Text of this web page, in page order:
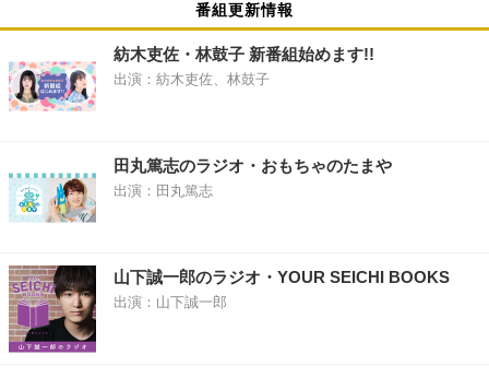
番組更新情報
紡木吏佐・林鼓子 新番組始めます!!
出演：紡木吏佐、林鼓子
田丸篤志のラジオ・おもちゃのたまや
出演：田丸篤志
山下誠一郎のラジオ・YOUR SEICHI BOOKS
出演：山下誠一郎